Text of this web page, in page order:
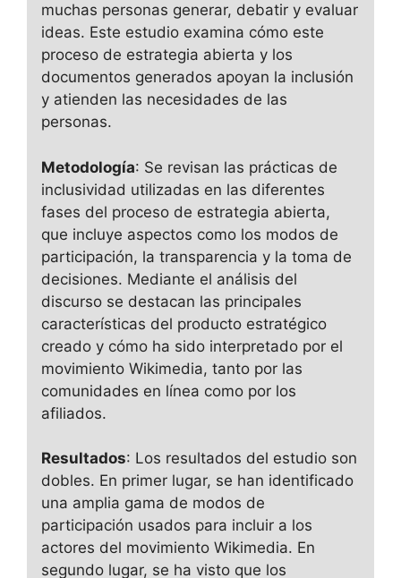
muchas personas generar, debatir y evaluar
ideas. Este estudio examina cómo este
proceso de estrategia abierta y los
documentos generados apoyan la inclusión
y atienden las necesidades de las
personas.
Metodología: Se revisan las prácticas de
inclusividad utilizadas en las diferentes
fases del proceso de estrategia abierta,
que incluye aspectos como los modos de
participación, la transparencia y la toma de
decisiones. Mediante el análisis del
discurso se destacan las principales
características del producto estratégico
creado y cómo ha sido interpretado por el
movimiento Wikimedia, tanto por las
comunidades en línea como por los
afiliados.
Resultados: Los resultados del estudio son
dobles. En primer lugar, se han identificado
una amplia gama de modos de
participación usados para incluir a los
actores del movimiento Wikimedia. En
segundo lugar, se ha visto que los